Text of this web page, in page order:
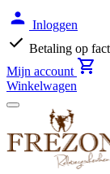
Inloggen
Betaling op
Mijn account
Winkelwagen